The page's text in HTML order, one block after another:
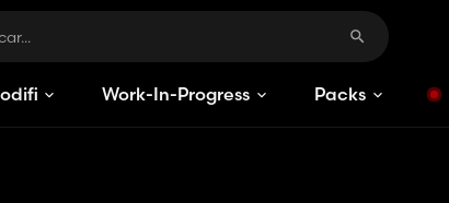
Work-In-Progress Packs